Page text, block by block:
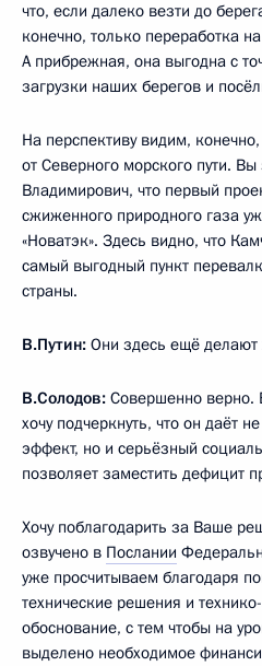
что, если далеко везти до
конечно, только переработка
А прибрежная, она выгодна с
загрузки наших берегов и
На перспективу видим,
от Северного морского пути.
Владимирович, что первый
сжиженного природного газа
«Новатэк». Здесь видно, что
самый выгодный пункт
страны.
В.Путин: Они здесь ещё делают
В.Солодов: Совершенно верно.
хочу подчеркнуть, что он даёт
эффект, но и серьёзный
позволяет заместить дефицит
Хочу поблагодарить за Ваше
озвучено в Послании
уже просчитываем благодаря
технические решения и
обоснование, с тем чтобы на
выделено необходимое